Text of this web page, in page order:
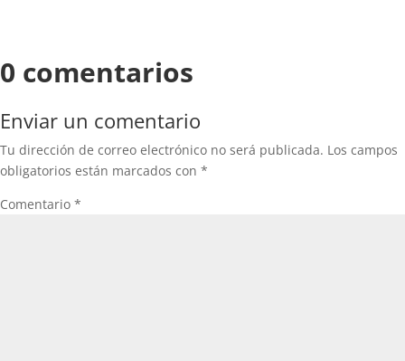
0 comentarios
Enviar un comentario
Tu dirección de correo electrónico no será publicada. Los campos
obligatorios están marcados con *
Comentario *